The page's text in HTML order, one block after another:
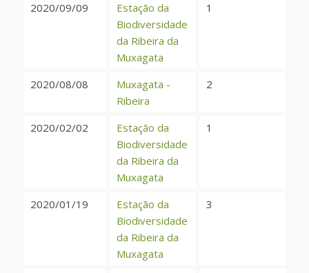
2020/09/09
Estação da
Biodiversidade
da Ribeira da
Muxagata
1
2020/08/08
Muxagata -
Ribeira
2
2020/02/02
Estação da
Biodiversidade
da Ribeira da
Muxagata
1
2020/01/19
Estação da
Biodiversidade
da Ribeira da
Muxagata
3